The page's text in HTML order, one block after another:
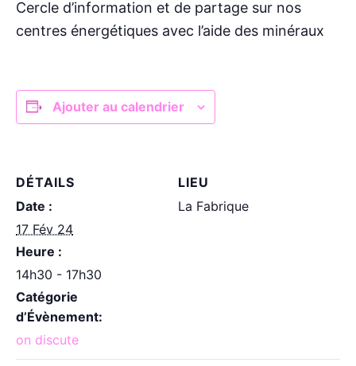
Cercle d’information et de partage sur nos
centres énergétiques avec l’aide des minéraux
Ajouter au calendrier
DÉTAILS
Date :
17 Fév 24
Heure :
14h30 - 17h30
Catégorie
d’Évènement:
on discute
LIEU
La Fabrique